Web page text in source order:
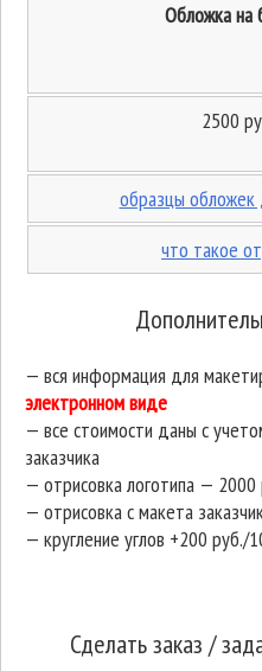
Обложка на
2500
образцы обложек
что такое
— вся информация для
электронном виде
— все стоимости даны с
заказчика
— отрисовка логотипа — 2000
— отрисовка с макета
— кругление углов +200 руб./
Сделать заказ /